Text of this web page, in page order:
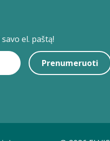
el. paštą!
Prenumeruoti